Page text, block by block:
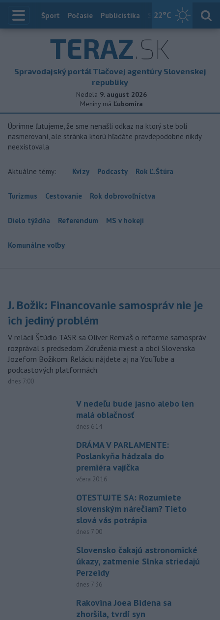
22°C
Index
Šport Počasie Publicistika Slovensko
TERAZ.SK
Spravodajský portál Tlačovej agentúry Slovenskej
republiky
Nedela 9. august 2026
Meniny má Ľubomíra
Úprimne ľutujeme, že sme nenašli odkaz na ktorý ste boli
nasmerovaní, ale stránka ktorú hľadáte pravdepodobne nikdy
neexistovala
Aktuálne témy: Kvízy Podcasty Rok Ľ.Štúra
Turizmus Cestovanie Rok dobrovoľníctva
Dielo týždňa Referendum MS v hokeji
Komunálne voľby
J. Božik: Financovanie samospráv nie je
ich jediný problém
V relácii Štúdio TASR sa Oliver Remiaš o reforme samospráv
rozprával s predsedom Združenia miest a obcí Slovenska
Jozefom Božikom. Reláciu nájdete aj na YouTube a
podcastových platformách.
dnes 7:00
V nedeľu bude jasno alebo len
malá oblačnosť
dnes 6:14
DRÁMA V PARLAMENTE:
Poslankyňa hádzala do
premiéra vajíčka
včera 20:16
OTESTUJTE SA: Rozumiete
slovenským nárečiam? Tieto
slová vás potrápia
dnes 7:00
Slovensko čakajú astronomické
úkazy, zatmenie Slnka striedajú
Perzeidy
dnes 7:36
Rakovina Joea Bidena sa
zhoršila, tvrdí syn